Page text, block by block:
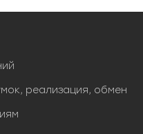
реализация, обмен